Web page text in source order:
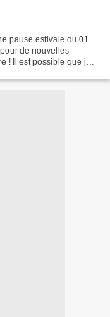
pause estivale du 01
de nouvelles
! Il est possible que je